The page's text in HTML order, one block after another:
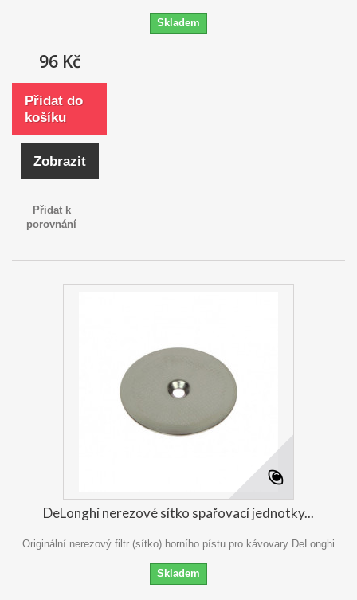
Skladem
96 Kč
Přidat do
košíku
Zobrazit
Přidat k
porovnání
DeLonghi nerezové sítko spařovací jednotky...
Originální nerezový filtr (sítko) horního pístu pro kávovary DeLonghi
Skladem